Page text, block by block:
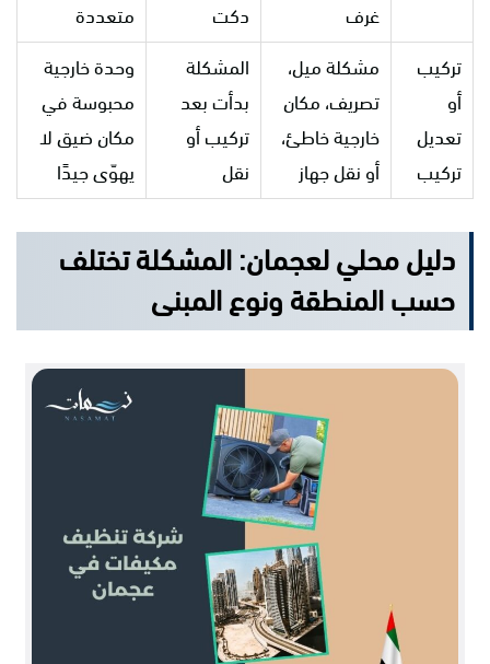
غرف
دكت
متعددة
تركيب
أو
تعديل
تركيب
مشكلة ميل،
تصريف، مكان
خارجية خاطئ،
أو نقل جهاز
المشكلة
بدأت بعد
تركيب أو
نقل
وحدة خارجية
محبوسة في
مكان ضيق لا
يهوّى جيدًا
دليل محلي لعجمان: المشكلة تختلف
حسب المنطقة ونوع المبنى